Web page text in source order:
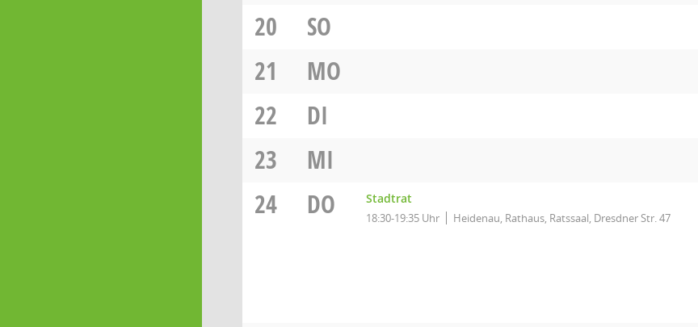
20
SO
21
MO
22
DI
23
MI
24
DO Stadtrat
18:30-19:35 Uhr Heidenau, Rathaus, Ratssaal, Dresdner Str. 47